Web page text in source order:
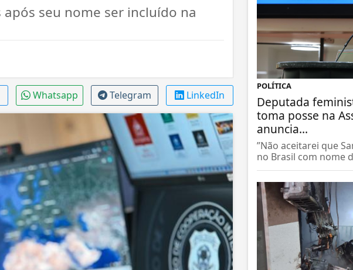
seu nome ser incluído na
Whatsapp Telegram LinkedIn
POLÍTICA
Deputada
toma posse na
anuncia...
”Não aceitarei que
no Brasil com nome